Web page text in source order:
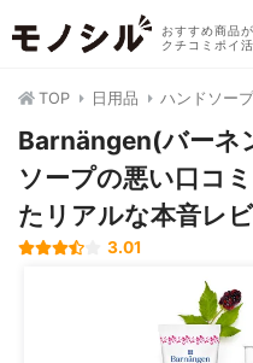
おすすめ商品
クチコミポイ
TOP 日用品 ハンドソープ
Barnängen(バーネ
ソープの悪い口コ
たリアルな本音レ
3.01